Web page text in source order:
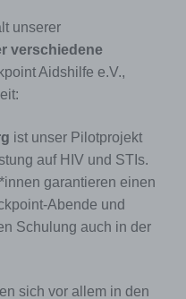
unserer
verschiedene
Aidshilfe e.V.,
ist unser Pilotprojekt
auf HIV und STIs.
garantieren einen
Abende und
Schulung auch in der
sich vor allem in den